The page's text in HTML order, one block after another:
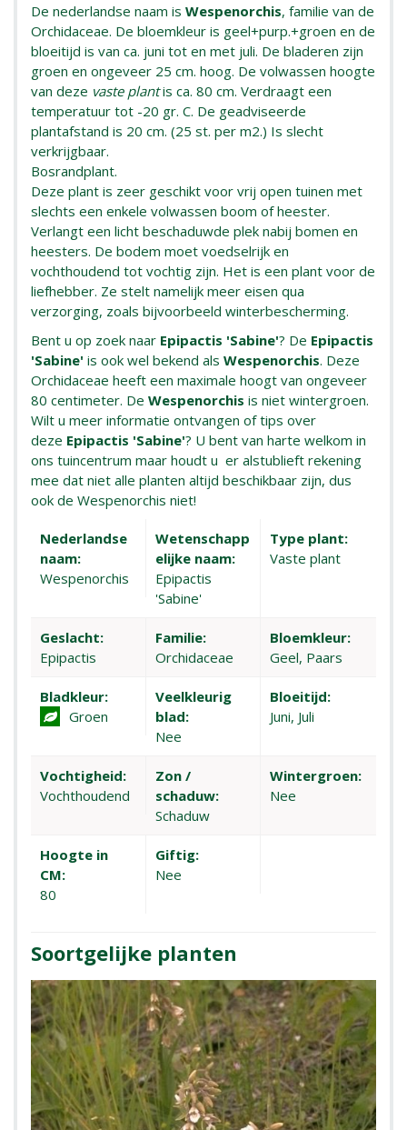
De nederlandse naam is Wespenorchis, familie van de
Orchidaceae. De bloemkleur is geel+purp.+groen en de
bloeitijd is van ca. juni tot en met juli. De bladeren zijn
groen en ongeveer 25 cm. hoog. De volwassen hoogte
van deze vaste plantis ca. 80 cm. Verdraagt een
temperatuur tot -20 gr. C. De geadviseerde
plantafstand is 20 cm. (25 st. per m2.) Is slecht
verkrijgbaar.
Bosrandplant.
Deze plant is zeer geschikt voor vrij open tuinen met
slechts een enkele volwassen boom of heester.
Verlangt een licht beschaduwde plek nabij bomen en
heesters. De bodem moet voedselrijk en
vochthoudend tot vochtig zijn. Het is een plant voor de
liefhebber. Ze stelt namelijk meer eisen qua
verzorging, zoals bijvoorbeeld winterbescherming.
Bent u op zoek naar Epipactis 'Sabine'? De Epipactis
'Sabine' is ook wel bekend als Wespenorchis. Deze
Orchidaceae heeft een maximale hoogt van ongeveer
80 centimeter. De Wespenorchis is niet wintergroen.
Wilt u meer informatie ontvangen of tips over
deze Epipactis 'Sabine'? U bent van harte welkom in
ons tuincentrum maar houdt u er alstublieft rekening
mee dat niet alle planten altijd beschikbaar zijn, dus
ook de Wespenorchis niet!
Nederlandse
naam:
Wespenorchis
Wetenschapp
elijke naam:
Epipactis
'Sabine'
Type plant:
Vaste plant
Geslacht:
Epipactis
Familie:
Orchidaceae
Bloemkleur:
Geel, Paars
Bladkleur:
Groen
Veelkleurig
blad:
Nee
Bloeitijd:
Juni, Juli
Vochtigheid:
Vochthoudend
Zon /
schaduw:
Schaduw
Wintergroen:
Nee
Hoogte in
CM:
80
Giftig:
Nee
Soortgelijke planten